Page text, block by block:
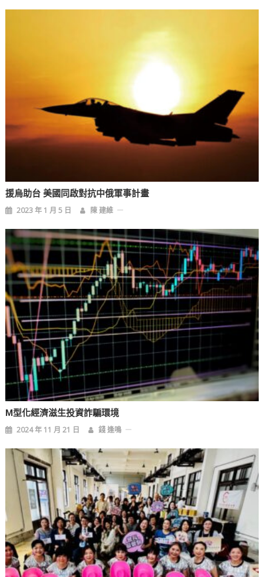
覽
援烏助台 美國同啟對抗中俄軍事計畫
2023 年 1 月 5 日 陳 建維
M型化經濟滋生投資詐騙環境
2024 年 11 月 21 日 錢 逢鳴